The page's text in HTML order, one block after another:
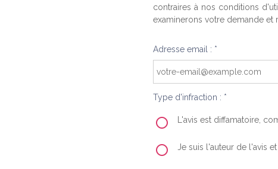
contraires à nos conditions
examinerons votre demande et
Adresse email : *
Type d'infraction : *
L'avis est diffamatoire,
Je suis l'auteur de l'avis